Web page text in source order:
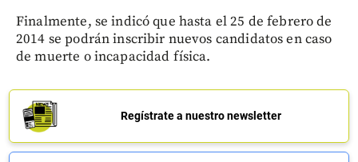
Finalmente, se indicó que hasta el 25 de febrero de
2014 se podrán inscribir nuevos candidatos en caso
de muerte o incapacidad física.
Regístrate a nuestro newsletter